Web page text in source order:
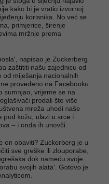
kako bi je vratio izvornoj
korisnika. No već se
primjerice, širenje
mržnje prema
napisao je Zuckerberg
zaštititi našu zajednicu od
od miješanja nacionalnih
provedeno na Facebooku
sumnjao, vrijeme se na
prodali što više
mreža uhodi naše
pod kožu, ulazi u srce i
– i onda ih unovči.
on obaviti? Zuckerberg je u
sve greške ili zlouporabe,
dok nameću svoje
svojih alata'. Gotovo je